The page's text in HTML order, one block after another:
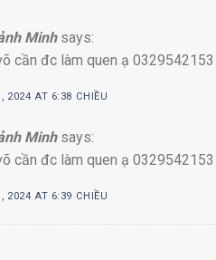
Minh says:
cần đc làm quen ạ 0329542153
2024 AT 6:38 CHIỀU
Minh says:
cần đc làm quen ạ
2024 AT 6:39 CHIỀU